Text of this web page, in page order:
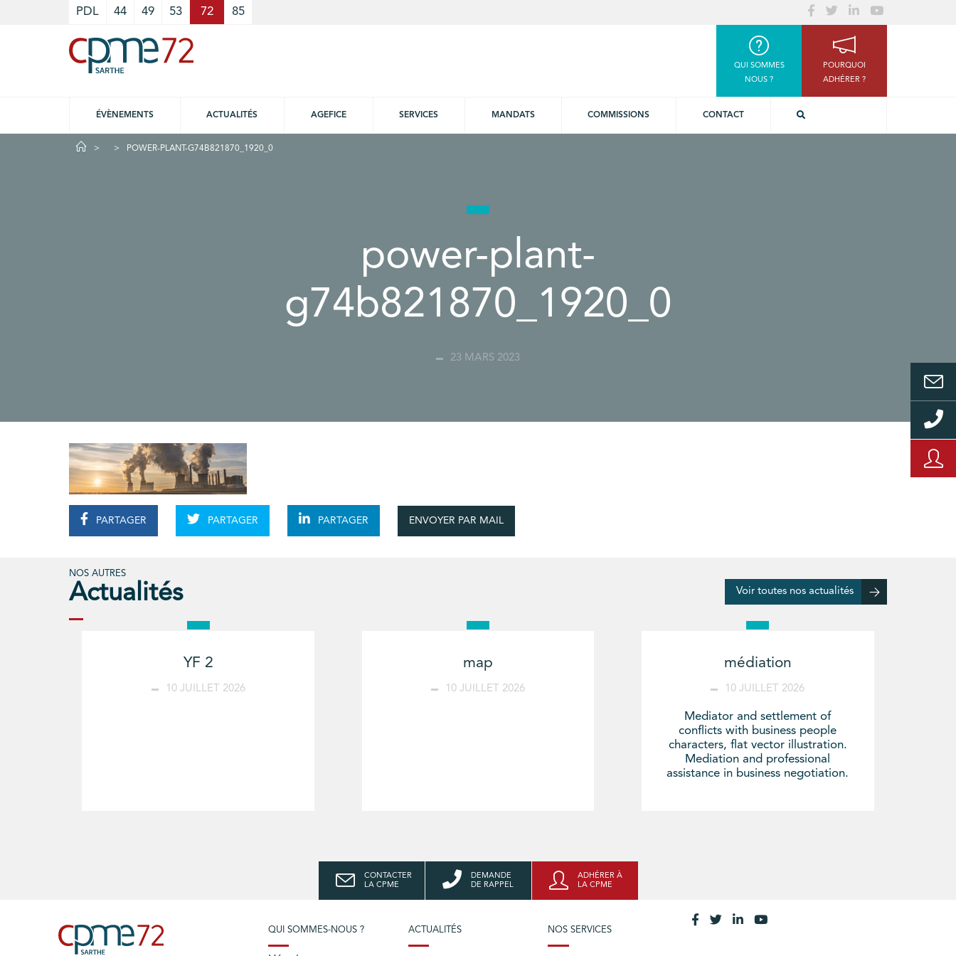
PDL 44 49 53 72 85
QUI SOMMES
NOUS ?
POURQUOI
ADHÉRER ?
ÉVÈNEMENTS ACTUALITÉS AGEFICE SERVICES MANDATS COMMISSIONS CONTACT
POWER-PLANT-G74B821870_1920_0
power-plant-
g74b821870_1920_0
23 MARS 2023
PARTAGER PARTAGER PARTAGER ENVOYER PAR MAIL
NOS AUTRES
Actualités Voir toutes nos actualités
YF 2
10 JUILLET 2026
map
10 JUILLET 2026
médiation
10 JUILLET 2026
Mediator and settlement of
conflicts with business people
characters, flat vector illustration.
Mediation and professional
assistance in business negotiation.
CONTACTER
LA CPME
DEMANDE
DE RAPPEL
ADHÉRER À
LA CPME
QUI SOMMES-NOUS ? ACTUALITÉS NOS SERVICES
Cookies management panel